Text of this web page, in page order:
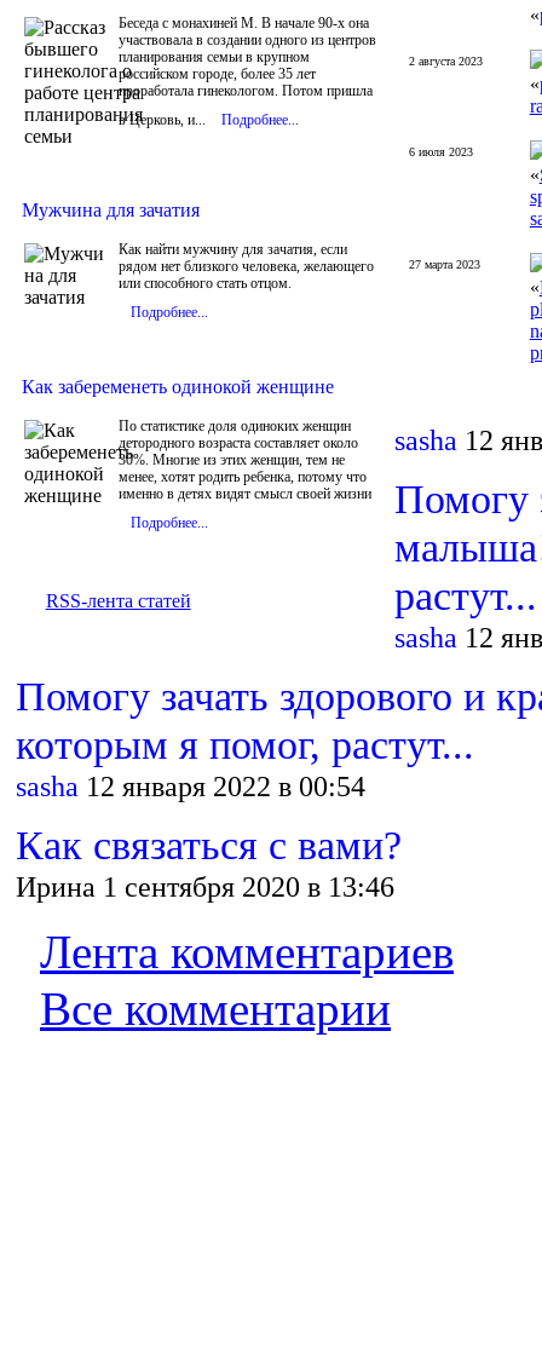
Беседа с монахиней М. В начале 90-х она
участвовала в создании одного из центров
планирования семьи в крупном
российском городе, более 35 лет
проработала гинекологом. Потом пришла
в Церковь, и...
Подробнее...
Мужчина для зачатия
Как найти мужчину для зачатия, если
рядом нет близкого человека, желающего
или способного стать отцом.
Подробнее...
Как забеременеть одинокой женщине
По статистике доля одиноких женщин
детородного возраста составляет около
30%. Многие из этих женщин, тем не
менее, хотят родить ребенка, потому что
именно в детях видят смысл своей жизни
Подробнее...
RSS-лента статей
«
2 августа 2023
«
6 июля 2023
«
27 марта 2023
«
sasha 12
Помогу
растут...
sasha 12
Помогу зачать здорового и
которым я помог, растут...
sasha 12 января 2022 в 00:54
Как связаться с вами?
Ирина 1 сентября 2020 в 13:46
Лента комментариев
Все комментарии